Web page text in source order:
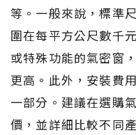
等。一般來說，標準
圍在每平方公尺數千
或特殊功能的氣密窗
更高。此外，安裝費
一部分。建議在選購
價，並詳細比較不同